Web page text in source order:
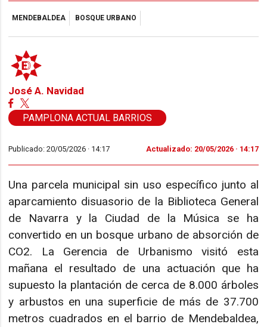
MENDEBALDEA BOSQUE URBANO
José A. Navidad
PAMPLONA ACTUAL BARRIOS
Publicado: 20/05/2026 · 14:17 Actualizado: 20/05/2026 · 14:17
Una parcela municipal sin uso específico junto al
aparcamiento disuasorio de la Biblioteca General
de Navarra y la Ciudad de la Música se ha
convertido en un bosque urbano de absorción de
CO2. La Gerencia de Urbanismo visitó esta
mañana el resultado de una actuación que ha
supuesto la plantación de cerca de 8.000 árboles
y arbustos en una superficie de más de 37.700
metros cuadrados en el barrio de Mendebaldea,